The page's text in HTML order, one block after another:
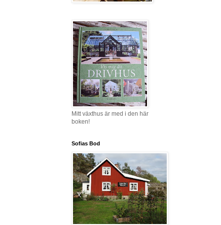
Mitt växthus är med i den här
boken!
Sofias Bod